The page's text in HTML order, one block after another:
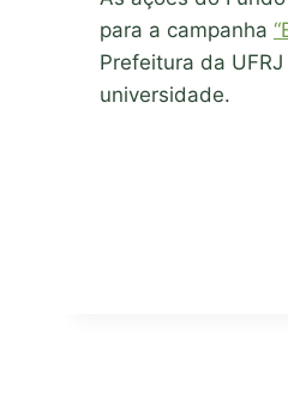
para a campanha
Prefeitura da
universidade.